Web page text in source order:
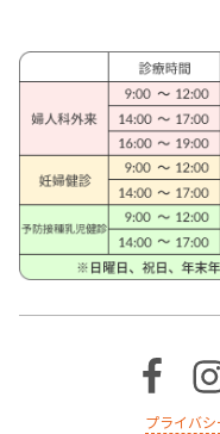
プライバ